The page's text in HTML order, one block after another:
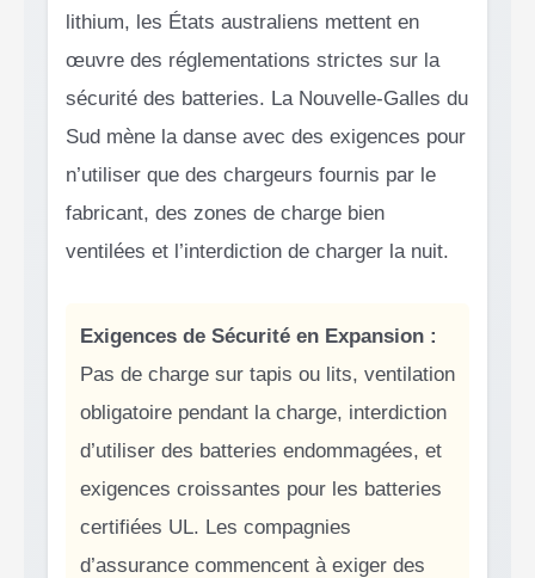
lithium, les États australiens mettent en
œuvre des réglementations strictes sur la
sécurité des batteries. La Nouvelle-Galles du
Sud mène la danse avec des exigences pour
n’utiliser que des chargeurs fournis par le
fabricant, des zones de charge bien
ventilées et l’interdiction de charger la nuit.
Exigences de Sécurité en Expansion :
Pas de charge sur tapis ou lits, ventilation
obligatoire pendant la charge, interdiction
d’utiliser des batteries endommagées, et
exigences croissantes pour les batteries
certifiées UL. Les compagnies
d’assurance commencent à exiger des